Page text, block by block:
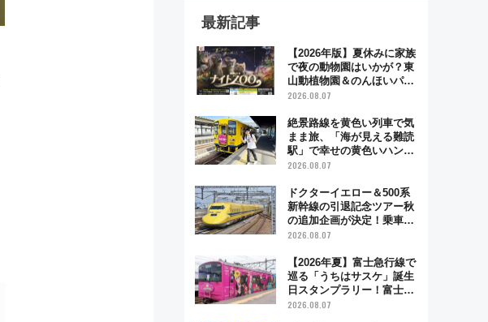
最新記事
【2026年版】夏休みに家族
で夜の動物園はいかが？東
山動植物園＆のんほいパー
ク「ナイトZOO」開催情報
2026.08.07
絶景路線を黄色い列車で気
まま旅、「海が見える難読
駅」で幸せの黄色いハンカ
チに願いを 「新・鉄道ひ
「島原鉄道」
2026.08.07
ドクターイエロー＆500系
新幹線の引退記念ツアー秋
の追加企画が決定！乗車体
験やグッズ・ホテル情報ま
2026.08.07
【2026年夏】富士急行線で
巡る「うちはサスケ」誕生
日スタンプラリー！富士急
ハイランド限定グルメ＆グ
2026.08.07